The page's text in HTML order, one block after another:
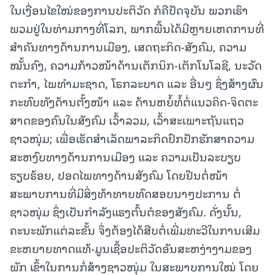
ໃນເງື່ອນໄຂໃໝ່ຂອງການປະຕິວັດ ກໍຄືປັດຈຸບັນ ພວກເຮົາ
ພວມຢູ່ໃນທ່າມກາງທີ່ໂລກ, ພາກພື້ນໄດ້ມີຫຼາຍເຫດການທີ່
ສຳຄັນທາງດ້ານການເມືອງ, ເສດຖະກິດ-ສັງຄົມ, ຄວາມ
ໝັ້ນຄົງ, ຄວາມກ້າວໜ້າດ້ານເຕັກນິກ-ເຕັກໂນໂລຊີ, ນະວັດ
ຕະກຳ, ໄພທຳມະຊາດ, ໂຣກລະບາດ ແລະ ອື່ນໆ ຊຶ່ງສ້າງຜົນ
ກະທົບທັງດ້ານຕັ້ງໜ້າ ແລະ ດ້ານຫຍໍ້ທໍ້ຕໍ່ແນວຄິດ-ຈິດຕະ
ສາດຂອງຄົນໃນສັງຄົມ ເວົ້າລວມ, ເວົ້າສະເພາະຖັນແຖວ
ຊາວໜຸ່ມ; ເພື່ອເຮັດສໍາເລັດພາລະກິດປົກປັກຮັກສາຄວາມ
ສະຫງົບທາງດ້ານການເມືອງ ແລະ ຄວາມເປັນລະບຽບ
ຮຽບຮ້ອຍ, ປອດໄພທາງດ້ານສັງຄົມ ໂດຍຢືນຕໍ່ໜ້າ
ສະພາບການທີ່ມີສິ່ງທ້າທາຍທົດສອບນາໆປະການ ຕໍ່
ຊາວໜຸ່ມ ຊຶ່ງເປັນກຳລັງແຮງຕົ້ນຕໍຂອງສັງຄົມ. ດັ່ງນັ້ນ,
ຄະນະພັກແຕ່ລະຂັ້ນ ຈຶ່ງຕ້ອງໄດ້ສືບຕໍ່ເພີ່ມທະວີໃນການເສີມ
ຂະຫຍາຍທາດແທ້-ມູນເຊື້ອປະຕິວັດອັນສະຫງ່າງາມຂອງ
ພັກ ເຂົ້າໃນການກໍ່ສ້າງຊາວໜຸ່ມ ໃນສະພາບການໃໝ່ ໂດຍ